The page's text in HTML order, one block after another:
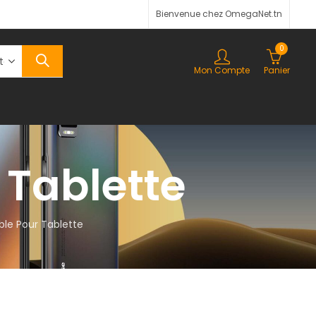
Bienvenue chez OmegaNet.tn
Mon Compte
0
Panier
Tablette
Pour Tablette